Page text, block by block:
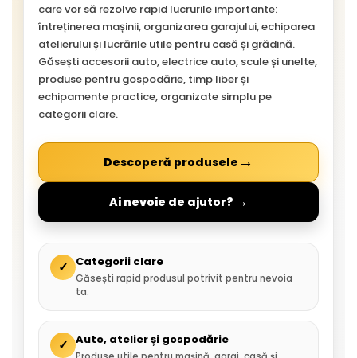
care vor să rezolve rapid lucrurile importante:
întreținerea mașinii, organizarea garajului, echiparea
atelierului și lucrările utile pentru casă și grădină.
Găsești accesorii auto, electrice auto, scule și unelte,
produse pentru gospodărie, timp liber și
echipamente practice, organizate simplu pe
categorii clare.
Descoperă produsele →
Ai nevoie de ajutor? →
✓ Categorii clare
Găsești rapid produsul potrivit pentru nevoia
ta.
✓ Auto, atelier și gospodărie